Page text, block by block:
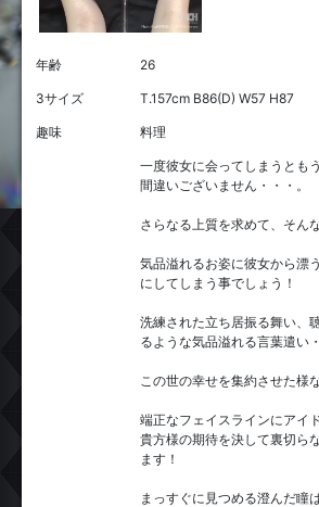
年齢 26
3サイズ T.157cm B86(D) W57 H87
趣味 料理
一度彼女に会ってしまうとも
間違いございません・・・。
さらなる上質を求めて、そん
気品溢れるお姿に彼女から漂
にしてしまう事でしょう！
洗練された立ち居振る舞い、
るような気品溢れる言葉遣い・
この世の幸せを集約させた様
端正なフェイスラインにアイ
貴方様の期待を決して裏切ら
ます！
まっすぐに見つめる澄んだ瞳